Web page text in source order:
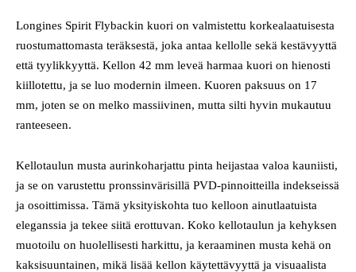
Longines Spirit Flybackin kuori on valmistettu korkealaatuisesta
ruostumattomasta teräksestä, joka antaa kellolle sekä kestävyyttä
että tyylikkyyttä. Kellon 42 mm leveä harmaa kuori on hienosti
kiillotettu, ja se luo modernin ilmeen. Kuoren paksuus on 17
mm, joten se on melko massiivinen, mutta silti hyvin mukautuu
ranteeseen.
Kellotaulun musta aurinkoharjattu pinta heijastaa valoa kauniisti,
ja se on varustettu pronssinvärisillä PVD-pinnoitteilla indekseissä
ja osoittimissa. Tämä yksityiskohta tuo kelloon ainutlaatuista
eleganssia ja tekee siitä erottuvan. Koko kellotaulun ja kehyksen
muotoilu on huolellisesti harkittu, ja keraaminen musta kehä on
kaksisuuntainen, mikä lisää kellon käytettävyyttä ja visuaalista